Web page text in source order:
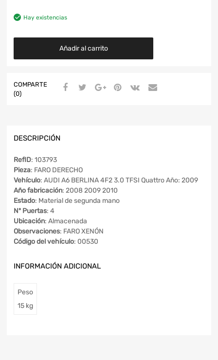
Hay existencias
Añadir al carrito
COMPARTE
(0)
DESCRIPCIÓN
RefID: 103793
Pieza: FARO DERECHO
Vehículo: AUDI A6 BERLINA 4F2 3.0 TFSI Quattro Año: 2009
Año fabricación: 2008 2009 2010
Estado: Material de segunda mano
Nº Puertas: 4
Ubicación: Almacenada
Observaciones: FARO XENÓN
Código del vehículo: 00530
INFORMACIÓN ADICIONAL
Peso
15 kg